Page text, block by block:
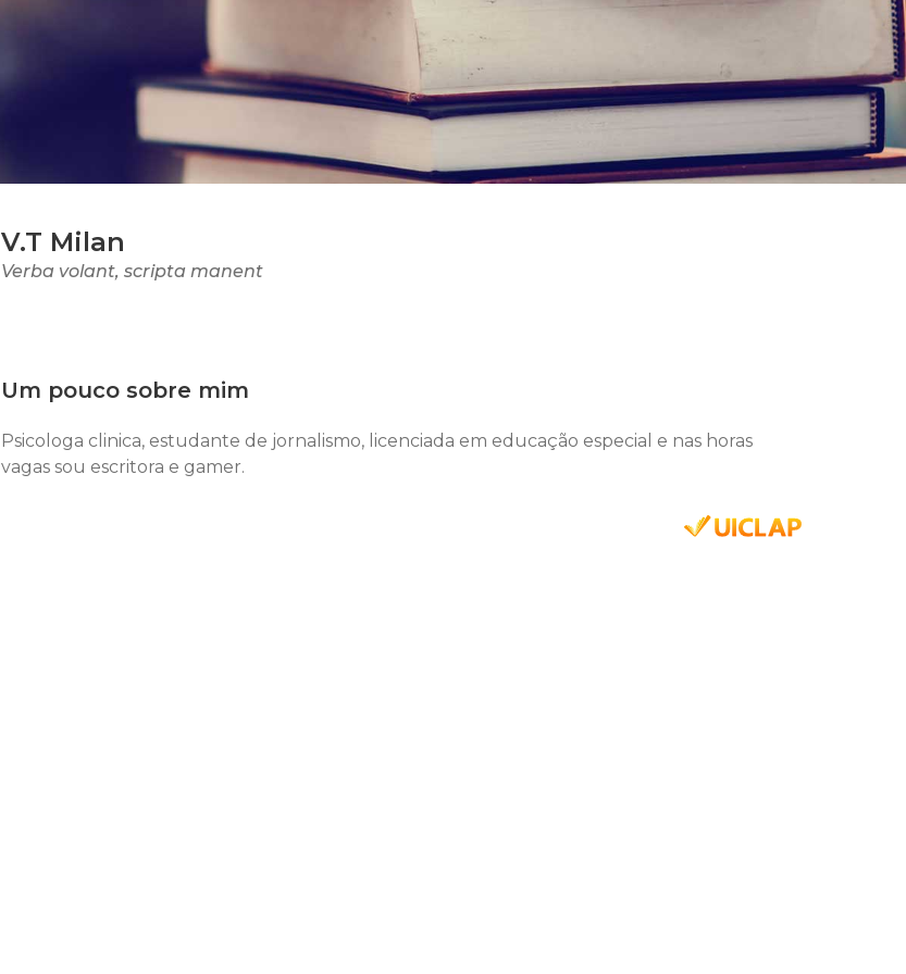
V.T Milan
Verba volant, scripta manent
Um pouco sobre mim
Psicologa clinica, estudante de jornalismo, licenciada em educação especial e nas horas
vagas sou escritora e gamer.